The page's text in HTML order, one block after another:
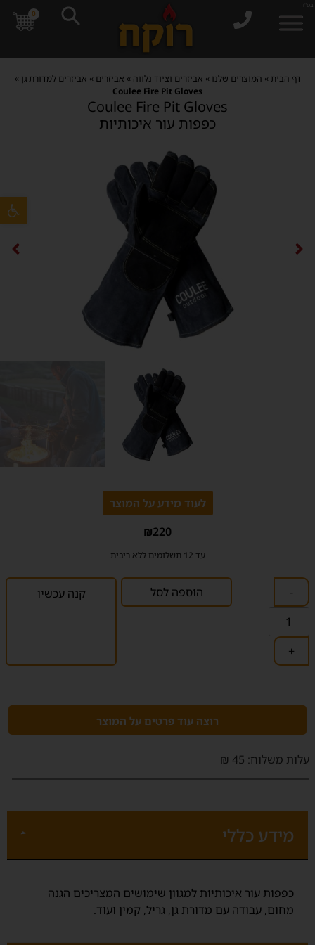
פתח
בס"ד
0
דף הבית » המוצרים שלנו » אביזרים וציוד נלווה » אביזרים » אביזרים למדורת גן »
Coulee Fire Pit Gloves
לעוד מידע על המוצר
₪220
עד 12 תשלומים ללא ריבית
-
+
הוספה לסל קנה עכשיו
רוצה עוד פרטים על המוצר
‫עלות משלוח‬: 45 ₪
Coulee Fire Pit Gloves
כפפות עור איכותיות
מידע כללי
כפפות עור איכותיות למגוון שימושים המצריכים הגנה
מחום, עבודה עם מדורת גן, גריל, קמין ועוד.